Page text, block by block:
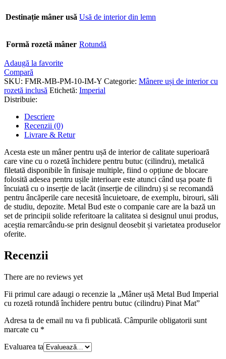
Destinație mâner usă Usă de interior din lemn
Formă rozetă mâner Rotundă
Adaugă la favorite
Compară
SKU: FMR-MB-PM-10-IM-Y Categorie: Mânere uși de interior cu
rozetă inclusă Etichetă: Imperial
Distribuie:
Descriere
Recenzii (0)
Livrare & Retur
Acesta este un mâner pentru ușă de interior de calitate superioară
care vine cu o rozetă închidere pentru butuc (cilindru), metalică
filetată disponibile în finisaje multiple, fiind o opțiune de blocare
folosită adesea pentru ușile interioare este atunci când ușa poate fi
încuiată cu o inserție de lacăt (inserție de cilindru) și se recomandă
pentru âncăperile care necesită încuietoare, de exemplu, birouri, săli
de studiu, depozite. Metal Bud este o companie care are la bază un
set de principii solide referitoare la calitatea si designul unui produs,
aceștia remarcându-se prin designul deosebit și varietatea produselor
oferite.
Recenzii
There are no reviews yet
Fii primul care adaugi o recenzie la „Mâner ușă Metal Bud Imperial
cu rozetă rotundă închidere pentru butuc (cilindru) Pinat Mat”
Adresa ta de email nu va fi publicată. Câmpurile obligatorii sunt
marcate cu *
Evaluarea ta